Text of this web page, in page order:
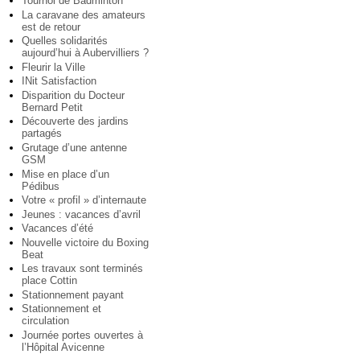
La caravane des amateurs
est de retour
Quelles solidarités
aujourd’hui à Aubervilliers ?
Fleurir la Ville
INit Satisfaction
Disparition du Docteur
Bernard Petit
Découverte des jardins
partagés
Grutage d’une antenne
GSM
Mise en place d’un
Pédibus
Votre « profil » d’internaute
Jeunes : vacances d’avril
Vacances d’été
Nouvelle victoire du Boxing
Beat
Les travaux sont terminés
place Cottin
Stationnement payant
Stationnement et
circulation
Journée portes ouvertes à
l’Hôpital Avicenne